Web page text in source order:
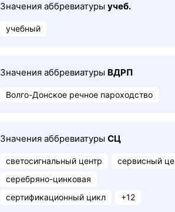
Значения аббревиатуры учеб.
учебный
Значения аббревиатуры ВДРП
Волго-Донское речное пароходство
Значения аббревиатуры СЦ
светосигнальный центр
сервисный
серебряно-цинковая
сертификационный цикл
+12